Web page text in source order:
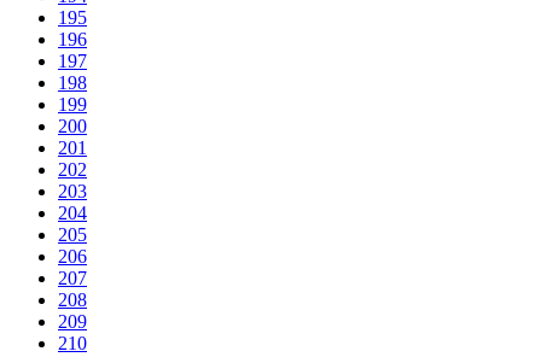
195
196
197
198
199
200
201
202
203
204
205
206
207
208
209
210